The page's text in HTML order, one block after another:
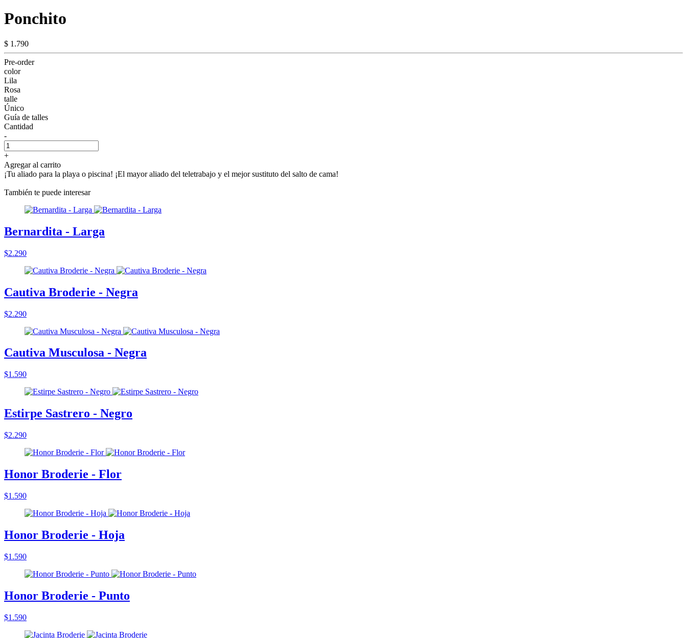
Ponchito
$ 1.790
Pre-order
color
Lila
Rosa
talle
Único
Guía de talles
Cantidad
-
+
Agregar al carrito
¡Tu aliado para la playa o piscina! ¡El mayor aliado del teletrabajo y el mejor sustituto del salto de cama!
También te puede interesar
Bernardita - Larga
$2.290
Cautiva Broderie - Negra
$2.290
Cautiva Musculosa - Negra
$1.590
Estirpe Sastrero - Negro
$2.290
Honor Broderie - Flor
$1.590
Honor Broderie - Hoja
$1.590
Honor Broderie - Punto
$1.590